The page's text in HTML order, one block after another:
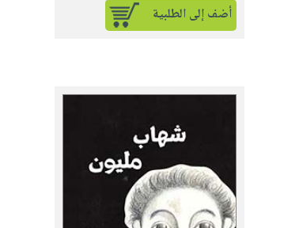
أضف إلى الطلبية